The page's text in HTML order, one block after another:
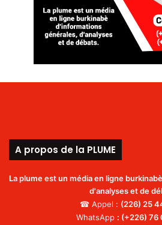
A propos de la PLUME
La plume est un média en ligne
d'analyses et de
☎ Appel : (226) 25
WhatsApp : (+226) 76